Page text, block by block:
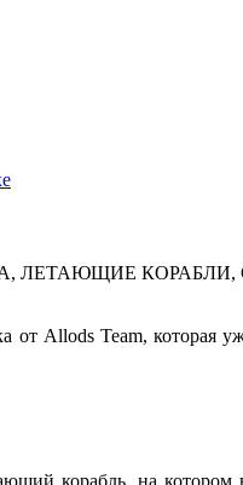
ЛЕТАЮЩИЕ КОРАБЛИ,
Allods Team, которая